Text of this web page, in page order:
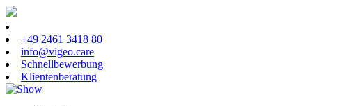
+49 2461 3418 80
info@vigeo.care
Schnellbewerbung
Klientenberatung